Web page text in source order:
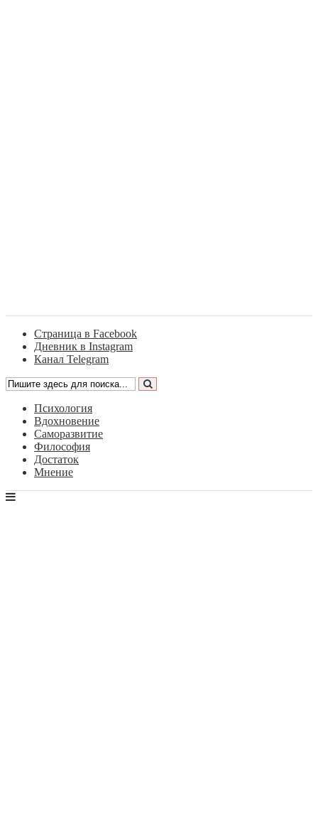
Страница в Facebook
Дневник в Instagram
Канал Telegram
Психология
Вдохновение
Саморазвитие
Философия
Достаток
Мнение